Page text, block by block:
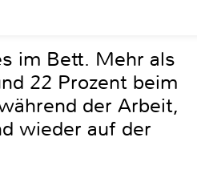
im Bett. Mehr als
22 Prozent beim
der Arbeit,
wieder auf der